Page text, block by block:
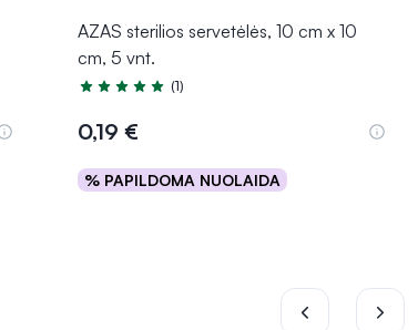
AZAS sterilios servetėlės, 10 cm x 10
cm, 5 vnt.
Įvertinimas 5.0 iš 5
(1)
0,19 €
% PAPILDOMA NUOLAIDA
Į krepšelį